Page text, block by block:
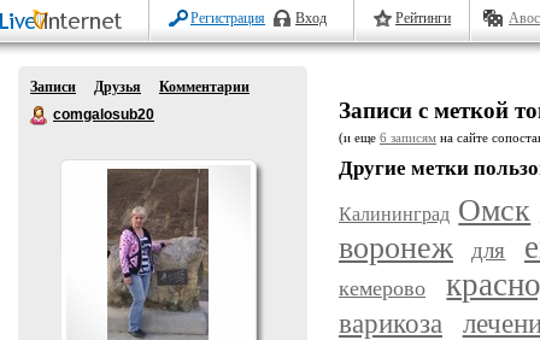
Регистрация Вход Рейтинги
Записи Друзья
Комментарии
comgalosub20
Записи с меткой
(и еще 6 записям на сайте
Другие метки
Калининград Омск
воронеж для
кемерово
варикоза